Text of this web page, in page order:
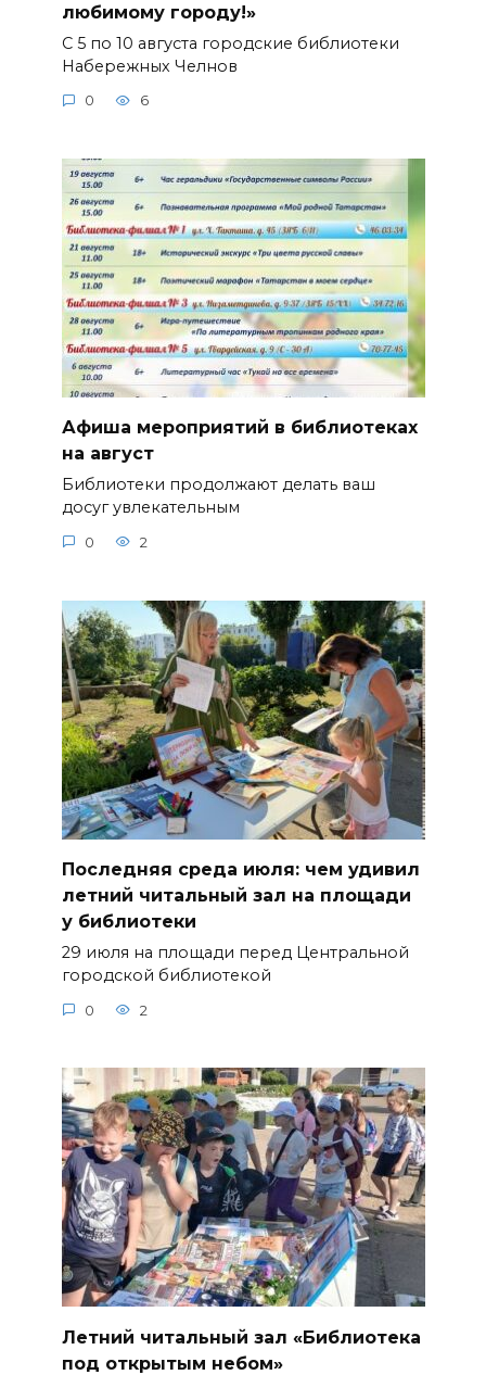
любимому городу!»
С 5 по 10 августа городские библиотеки
Набережных Челнов
0 6
Афиша мероприятий в библиотеках
на август
Библиотеки продолжают делать ваш
досуг увлекательным
0 2
Последняя среда июля: чем удивил
летний читальный зал на площади
у библиотеки
29 июля на площади перед Центральной
городской библиотекой
0 2
Летний читальный зал «Библиотека
под открытым небом»